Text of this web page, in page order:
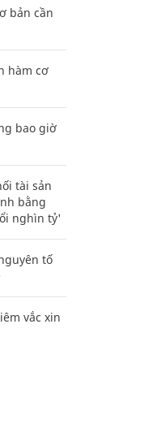
bản cần
hàm cơ
bao giờ
tài sản
bằng
nghìn tỷ'
tố
vắc xin